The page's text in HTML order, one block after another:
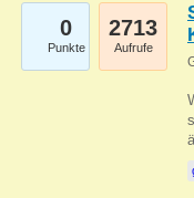
0
Punkte
2713
Aufrufe